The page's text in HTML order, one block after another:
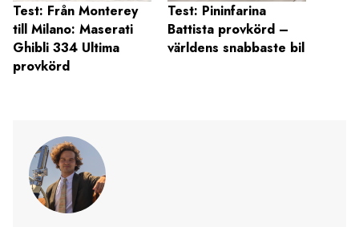
Test: Från Monterey
till Milano: Maserati
Ghibli 334 Ultima
provkörd
Test: Pininfarina
Battista provkörd –
världens snabbaste bil